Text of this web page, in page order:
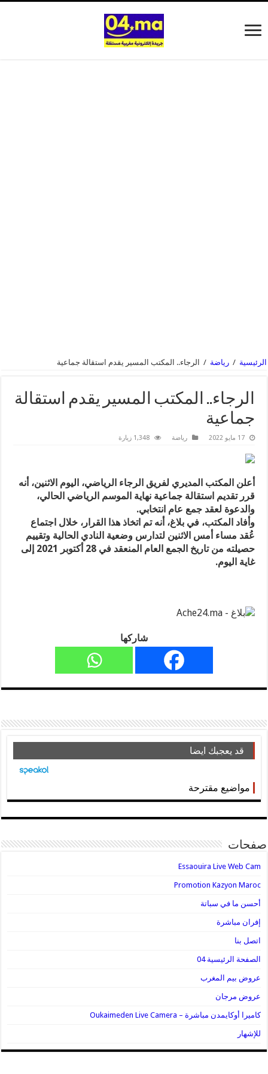
الرئيسية / رياضة / الرجاء.. المكتب المسير يقدم استقالة جماعية
الرجاء.. المكتب المسير يقدم استقالة
جماعية
17 مايو 2022 رياضة 1,348 زيارة
أعلن المكتب المديري لفريق الرجاء الرياضي، اليوم الاثنين، أنه
قرر تقديم استقالة جماعية نهاية الموسم الرياضي الحالي،
والدعوة لعقد جمع عام انتخابي.
وأفاد المكتب، في بلاغ، أنه تم اتخاذ هذا القرار، خلال اجتماع
عُقد مساء أمس الاثنين لتدارس وضعية النادي الحالية وتقييم
حصيلته من تاريخ الجمع العام المنعقد في 28 أكتوبر 2021 إلى
غاية اليوم.
شاركها
قد يعجبك ايضا
مواضيع مقترحة
صفحات
Essaouira Live Web Cam
Promotion Kazyon Maroc
أحسن ما في سباتة
إفران مباشرة
اتصل بنا
الصفحة الرئيسية 04
عروض بيم المغرب
عروض مرجان
كاميرا أوكايمدن مباشرة – Oukaimeden Live Camera
للإشهار